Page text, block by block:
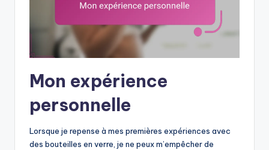
Mon expérience
personnelle
Lorsque je repense à mes premières expériences avec
des bouteilles en verre, je ne peux m’empêcher de